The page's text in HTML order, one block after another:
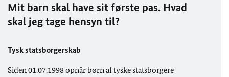
Mit barn skal have sit første pas. Hvad
skal jeg tage hensyn til?
Tysk statsborgerskab
Siden 01.07.1998 opnår børn af tyske statsborgere